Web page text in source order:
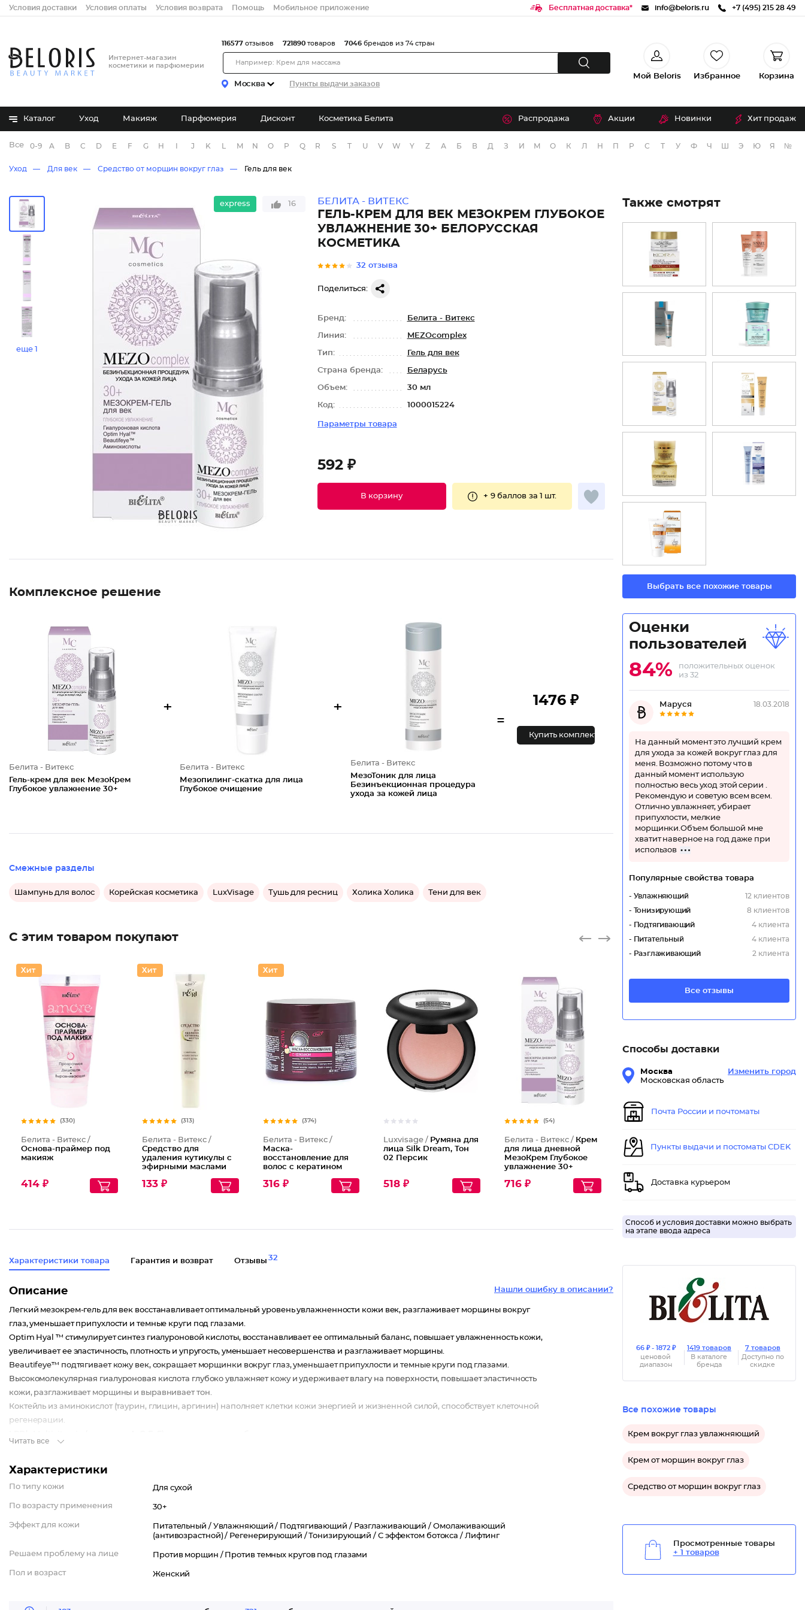
Условия доставки Условия оплаты Условия возврата Помощь Мобильное приложение Бесплатная доставка* info@beloris.ru +7 (495) 215 28 49
Интернет-магазин
косметики и парфюмерии
Москва Пункты выдачи заказов
116577 отзывов 721890 товаров 7046 брендов из 74 стран
Мой Beloris Избранное Корзина
Каталог Уход Макияж Парфюмерия Дисконт Косметика Белита Распродажа Акции Новинки Хит продаж
Все бренды
0-9 A B C D E F G H J K M N O P Q R S T U V W Y Z А Б В Д З И М О К Л Н П Р С Т У Ф Ч Э Ю Я №
Уход Для век Средство от морщин вокруг глаз Гель для век
express 16
еще 1
БЕЛИТА - ВИТЕКС
ГЕЛЬ-КРЕМ ДЛЯ ВЕК МЕЗОКРЕМ ГЛУБОКОЕ
УВЛАЖНЕНИЕ 30+ БЕЛОРУССКАЯ
КОСМЕТИКА
32 отзыва
Поделиться:
Бренд: Белита - Витекс
Линия: MEZOcomplex
Тип: Гель для век
Страна бренда: Беларусь
Объем: 30 мл
Код: 1000015224
Параметры товара
592 ₽
В корзину + 9 баллов за 1 шт.
Комплексное решение
Белита - Витекс
Гель-крем для век МезоКрем
Глубокое увлажнение 30+
+
Белита - Витекс
Мезопилинг-скатка для лица
Глубокое очищение
+
Белита - Витекс
МезоТоник для лица
Безинъекционная процедура
ухода за кожей лица
=
1476 ₽
Купить комплект
Смежные разделы
Шампунь для волос Корейская косметика LuxVisage Тушь для ресниц Холика Холика Тени для век
С этим товаром покупают
(330)
Белита - Витекс /
Основа-праймер под
макияж
414 ₽
(313)
Белита - Витекс /
Средство для
удаления кутикулы с
эфирными маслами
дерева
133 ₽
(374)
Белита - Витекс /
Маска-
восстановление для
волос с кератином
316 ₽
Румяна
Luxvisage / Румяна для
лица Silk Dream, Тон
02 Персик
518 ₽
(54)
Белита - Витекс / Крем
для лица дневной
МезоКрем Глубокое
увлажнение 30+
716 ₽
Характеристики товара Гарантия и возврат Отзывы 32
Нашли ошибку в описании?
Описание
Легкий мезокрем-гель для век восстанавливает оптимальный уровень увлажненности кожи век, разглаживает морщины вокруг
глаз, уменьшает припухлости и темные круги под глазами.
Optim Hyal ™ стимулирует синтез гиалуроновой кислоты, восстанавливает ее оптимальный баланс, повышает увлажненность кожи,
увеличивает ее эластичность, плотность и упругость, уменьшает несовершенства и разглаживает морщины.
Beautifeye™ подтягивает кожу век, сокращает морщинки вокруг глаз, уменьшает припухлости и темные круги под глазами.
Высокомолекулярная гиалуроновая кислота глубоко увлажняет кожу и удерживает влагу на поверхности, повышает эластичность
кожи, разглаживает морщины и выравнивает тон.
Коктейль из аминокислот (таурин, глицин, аргинин) наполняет клетки кожи энергией и жизненной силой, способствует клеточной
регенерации.
Читать все
Характеристики
По типу кожи Для сухой
По возрасту применения 30+
Эффект для кожи Питательный / Увлажняющий / Подтягивающий / Разглаживающий / Омолаживающий
(антивозрастной) / Регенерирующий /Тонизирующий / С эффектом ботокса / Лифтинг
Решаем проблему на лице Против морщин / Против темных кругов под глазами
Пол и возраст Женский
Также смотрят
Выбрать все похожие товары
Оценки
пользователей
84%
положительных оценок
из 32
Маруся 18.03.2018
На данный момент это лучший крем
для ухода за кожей вокруг глаз для
меня. Возможно потому что в
данный момент использую
полностью весь уход этой серии .
Рекомендую и советую всем всем.
Отлично увлажняет, убирает
припухлости, мелкие
морщинки.Объем большой мне
хватит наверное на год даже при
использов
Популярные свойства товара
- Увлажняющий
12 клиентов
- Тонизирующий
8 клиентов
- Подтягивающий
4 клиента
- Питательный
4 клиента
- Разглаживающий
2 клиента
Все отзывы
Способы доставки
Москва
Московская область
Изменить город
Почта России и почтоматы
Пункты выдачи и постоматы CDEK
Доставка курьером
Способ и условия доставки можно выбрать
на этапе ввода адреса
66 ₽ - 1872 ₽
ценовой
диапазон
1419 товаров
В каталоге
бренда
7 товаров
Доступно по
скидке
Все похожие товары
Крем вокруг глаз увлажняющий
Крем от морщин вокруг глаз
Средство от морщин вокруг глаз
Просмотренные товары
+ 1 товаров